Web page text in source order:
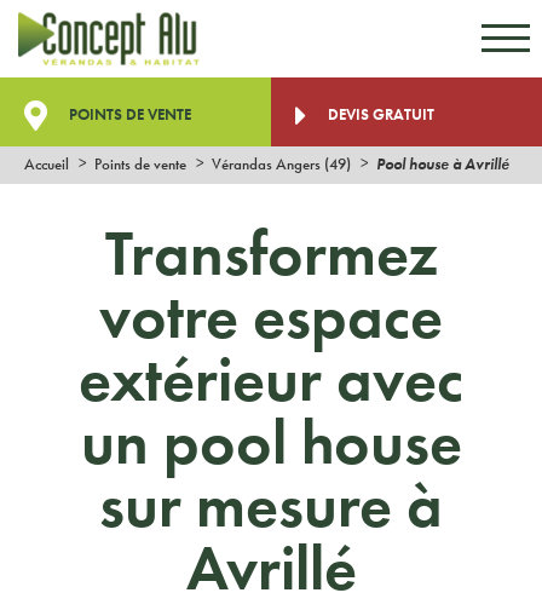
POINTS DE VENTE DEVIS GRATUIT
Accueil Points de vente Vérandas Angers (49) Pool house à Avrillé
Transformez
votre espace
extérieur avec
un pool house
sur mesure à
Avrillé